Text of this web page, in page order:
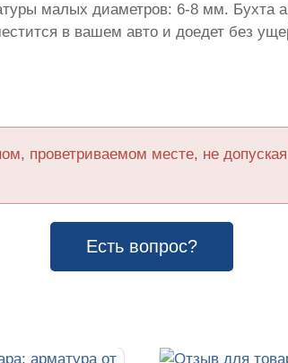
малых диаметров: 6-8 мм.
в вашем авто и доедет без
проветриваемом месте, не
Есть вопрос?